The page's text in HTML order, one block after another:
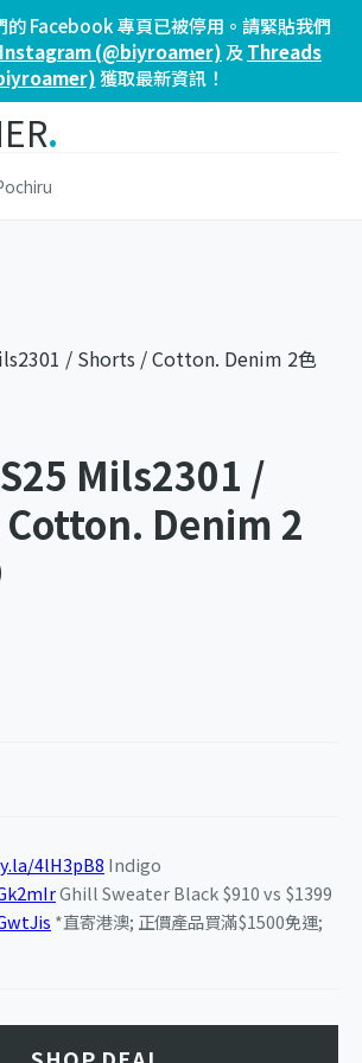
Facebook 專頁已被停用。請緊貼我們
Instagram (@biyroamer) 及 Threads
獲取最新資訊！
.
Mils2301 /
Denim 2
4lH3pB8 Indigo
Ghill Sweater Black $910 vs $1399
*直寄港澳; 正價產品買滿$1500免運;